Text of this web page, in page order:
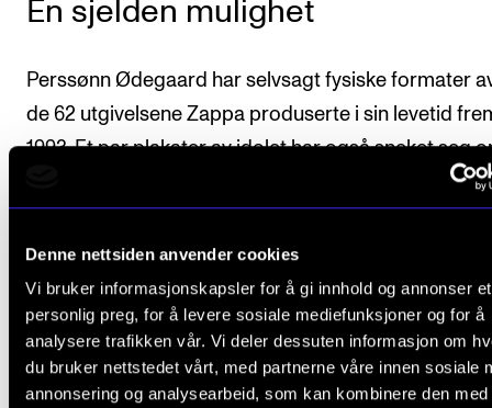
Denne nettsiden anvender cookies
Vi bruker informasjonskapsler for å gi innhold og annonser et
personlig preg, for å levere sosiale mediefunksjoner og for å
analysere trafikken vår. Vi deler dessuten informasjon om
du bruker nettstedet vårt, med partnerne våre innen sosiale
annonsering og analysearbeid, som kan kombinere den med
En sjelden mulighet
Perssønn Ødegaard har selvsagt fysiske formater
de 62 utgivelsene Zappa produserte i sin levetid
1993. Et par plakater av idolet har også sneket seg
veggen hjemme, og som blodfan synes han det er
sin plass at NMHs sinfonietta arrangerer en konsert
ære for Zappa tirsdag 29. oktober.
I kjent Zappa-stil er